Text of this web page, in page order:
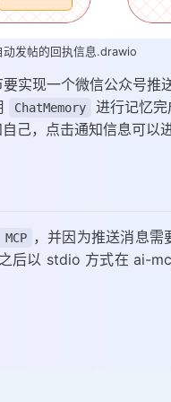
动发帖的回执信息.drawio
实现一个微信公众号推
ChatMemory
进行记忆完
己，点击通知信息可以
，并因为推送消息
后以 stdio 方式在 ai-